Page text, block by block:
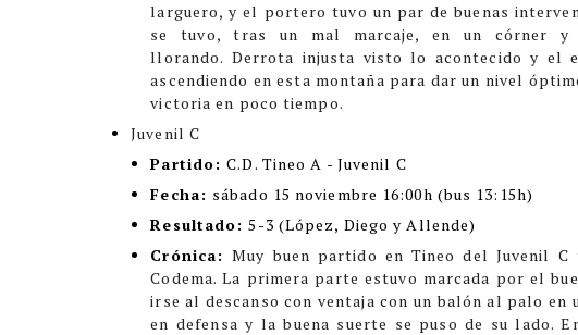
larguero, y el portero tuvo un par de buenas
se tuvo, tras un mal marcaje, en un córner y
llorando. Derrota injusta visto lo acontecido y el
ascendiendo en esta montaña para dar un nivel
victoria en poco tiempo.
Juvenil C
Partido:C.D. Tineo A - Juvenil C
Fecha: sábado 15 noviembre 16:00h (bus 13:15h)
Resultado: 5-3 (López, Diego y Allende)
Crónica:Muy buen partido en Tineo del Juvenil
Codema. La primera parte estuvo marcada por el
irse al descanso con ventaja con un balón al palo en
en defensa y la buena suerte se puso de su lado.